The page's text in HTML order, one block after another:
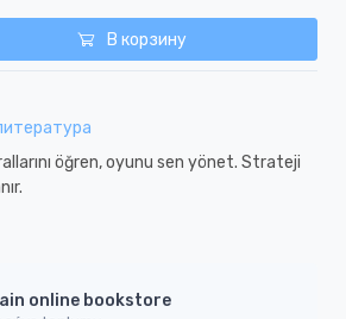
В корзину
öğren, oyunu sen yönet. Strateji
online bookstore